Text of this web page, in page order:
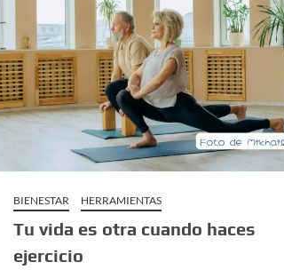
Día de Independencia 2026: de Patria Boba a
¿Podemos comunicarnos con seres de otros
Salud mental digital: cómo frenar la ansiedad
Denuncia por violencia sexual en Colombia: así
¿Cómo descubrir esa conexión energética de
BIENESTAR HERRAMIENTAS
Tu vida es otra cuando haces
ejercicio